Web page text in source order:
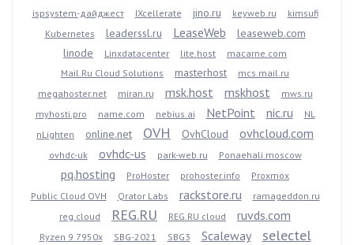
ispsystem-дайджест IXcellerate jino.ru keyweb.ru
kimsufi
Kubernetes
leaderssl.ru LeaseWeb
leaseweb.com
linode
Linxdatacenter lite.host
macarne.com
Mail.Ru Cloud Solutions
masterhost
mcs.mail.ru
megahoster.net
miran.ru msk.host mskhost
mws.ru
myhosti.pro
name.com nebius.ai NetPoint nic.ru
NL
nLighten
online.net OVH OvhCloud ovhcloud.com
ovhdc-uk ovhdc-us park-web.ru Ponaehali.moscow
pq.hosting ProHoster prohoster.info
Proxmox
Public Cloud OVH
Qrator Labs rackstore.ru
ramageddon.ru
reg.cloud
REG.RU REG.RU cloud ruvds.com
Ryzen 9 7950x SBG-2021 SBG3 Scaleway selectel